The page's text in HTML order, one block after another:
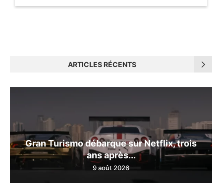
ARTICLES RÉCENTS
Gran Turismo débarque sur Netflix, trois
ans après...
9 août 2026